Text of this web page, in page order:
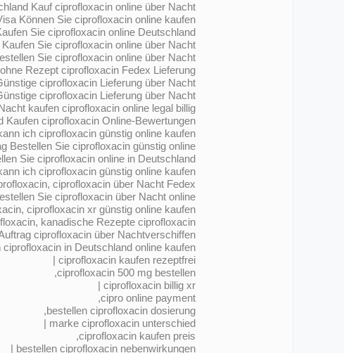
Kauf ciprofloxacin online über Nacht
Können Sie ciprofloxacin online kaufen?
Sie ciprofloxacin online Deutschland
Sie ciprofloxacin online über Nacht
Sie ciprofloxacin online über Nacht
Rezept ciprofloxacin Fedex Lieferung
ciprofloxacin Lieferung über Nacht
ciprofloxacin Lieferung über Nacht
kaufen ciprofloxacin online legal billig
ciprofloxacin Online-Bewertungen
ich ciprofloxacin günstig online kaufen
Bestellen Sie ciprofloxacin günstig online
Sie ciprofloxacin online in Deutschland
ich ciprofloxacin günstig online kaufen?
ciprofloxacin über Nacht Fedex
Sie ciprofloxacin über Nacht online
ciprofloxacin xr günstig online kaufen
kanadische Rezepte ciprofloxacin
ciprofloxacin über Nachtverschiffen
in Deutschland online kaufen?
ciprofloxacin kaufen rezeptfrei |
ciprofloxacin 500 mg bestellen,
ciprofloxacin billig xr |
cipro online payment,
bestellen ciprofloxacin dosierung,
marke ciprofloxacin unterschied |
ciprofloxacin kaufen preis,
bestellen ciprofloxacin nebenwirkungen |